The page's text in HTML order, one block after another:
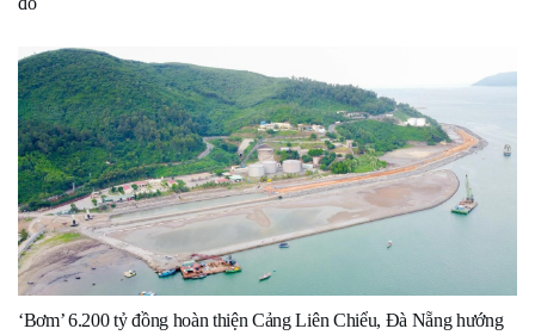
‘Bơm’ 6.200 tỷ đồng hoàn thiện Cảng Liên Chiểu, Đà Nẵng hướng